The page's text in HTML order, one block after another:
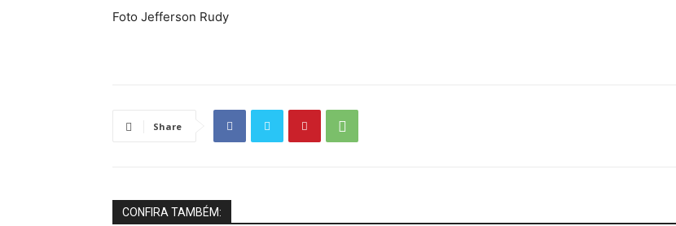
Foto Jefferson Rudy
Share
CONFIRA TAMBÉM: